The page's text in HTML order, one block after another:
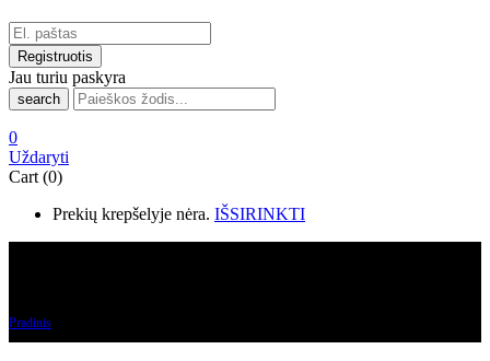
Jau turiu paskyra
search
0
Uždaryti
Cart (0)
Prekių krepšelyje nėra. IŠSIRINKTI
Pradinis